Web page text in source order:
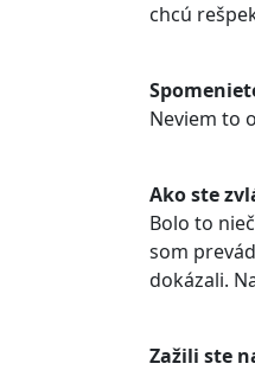
chcú
Neviem to
Ako ste
Bolo to
som
dokázali.
Zažili ste